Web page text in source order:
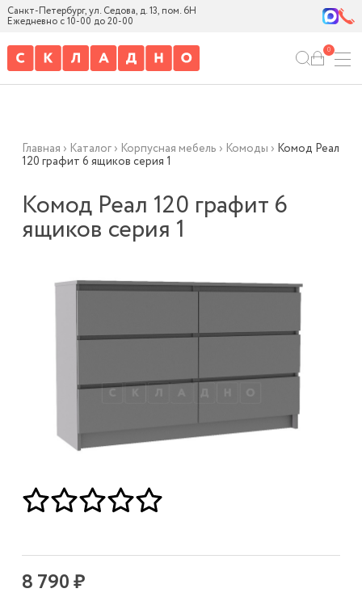
Санкт-Петербург, ул. Седова, д. 13, пом. 6Н
Ежедневно с 10-00 до 20-00
0
Главная › Каталог› Корпусная мебель › Комоды › Комод Реал
120 графит 6 ящиков серия 1
Комод Реал 120 графит 6
ящиков серия 1
8 790 ₽